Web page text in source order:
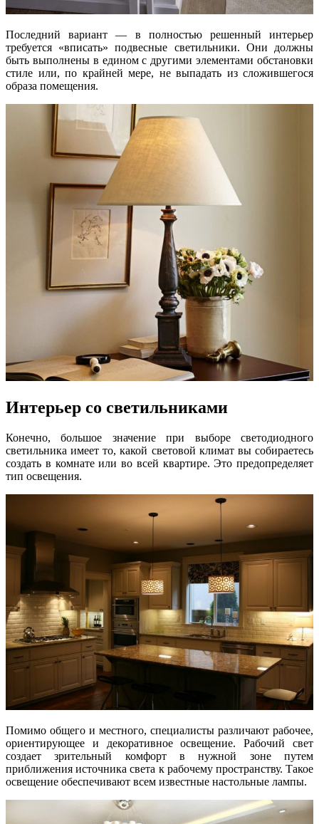
Последний вариант — в полностью решенный интерьер
требуется «вписать» подвесные светильники. Они должны
быть выполнены в едином с другими элементами обстановки
стиле или, по крайней мере, не выпадать из сложившегося
образа помещения.
Интерьер со светильниками
Конечно, большое значение при выборе светодиодного
светильника имеет то, какой световой климат вы собираетесь
создать в комнате или во всей квартире. Это предопределяет
тип освещения.
Помимо общего и местного, специалисты различают рабочее,
ориентирующее и декоративное освещение. Рабочий свет
создает зрительный комфорт в нужной зоне путем
приближения источника света к рабочему пространству. Такое
освещение обеспечивают всем известные настольные лампы.